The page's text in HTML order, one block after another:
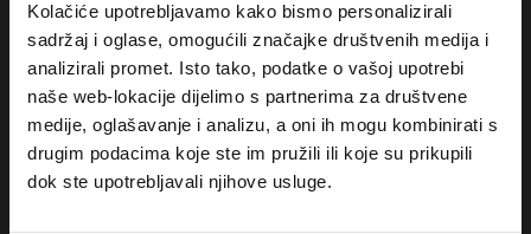
Kolačiće upotrebljavamo kako bismo personalizirali
sadržaj i oglase, omogućili značajke društvenih medija i
analizirali promet. Isto tako, podatke o vašoj upotrebi
naše web-lokacije dijelimo s partnerima za društvene
medije, oglašavanje i analizu, a oni ih mogu kombinirati s
drugim podacima koje ste im pružili ili koje su prikupili
dok ste upotrebljavali njihove usluge.